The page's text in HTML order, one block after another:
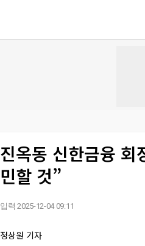
진옥동 신한금융 회
민할 것”
입력 2025-12-04 09:11
정상원 기자